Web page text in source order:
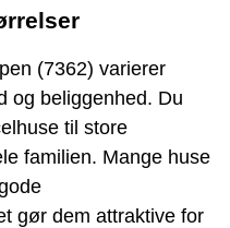
(7362) varierer
og beliggenhed. Du
til store
familien. Mange huse
gør dem attraktive for